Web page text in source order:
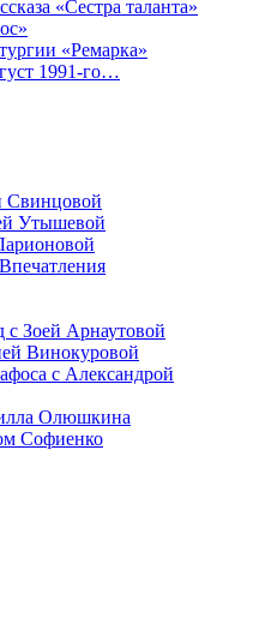
«Сестра таланта»
«Ремарка»
1991-го…
Свинцовой
Утышевой
с Зоей Арнаутовой
Винокуровой
с Александрой
Олюшкина
Софиенко